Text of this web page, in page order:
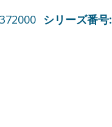
シリーズ番号: